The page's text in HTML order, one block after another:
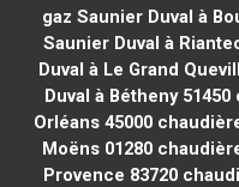
gaz Saunier Duval à
Saunier Duval à
Duval à Le Grand
Duval à Bétheny 51450
Orléans 45000
Moëns 01280
Provence 83720